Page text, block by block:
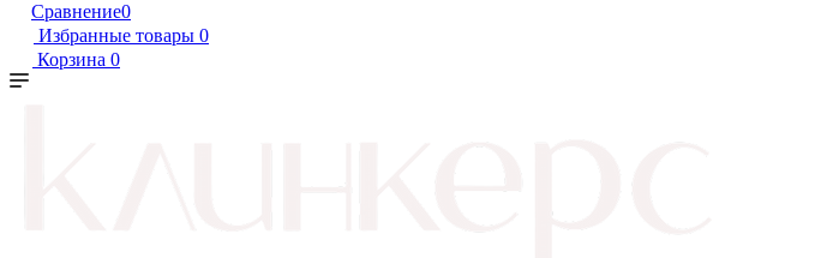
Сравнение0
Избранные товары 0
Корзина 0